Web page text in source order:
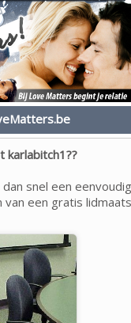
karlabitch1??
snel een
van een gratis